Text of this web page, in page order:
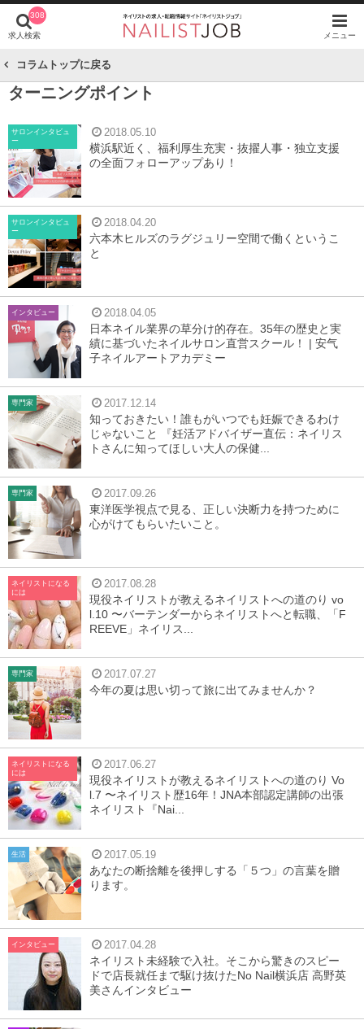
308
求人検索 メニュー
コラムトップに戻る
ターニングポイント
サロンインタビュ
ー
2018.05.10
横浜駅近く、福利厚生充実・抜擢人事・独立支援
の全面フォローアップあり！
サロンインタビュ
ー
2018.04.20
六本木ヒルズのラグジュリー空間で働くというこ
と
インタビュー 2018.04.05
日本ネイル業界の草分け的存在。35年の歴史と実
績に基づいたネイルサロン直営スクール！ | 安气
子ネイルアートアカデミー
専門家 2017.12.14
知っておきたい！誰もがいつでも妊娠できるわけ
じゃないこと 『妊活アドバイザー直伝：ネイリス
トさんに知ってほしい大人の保健...
専門家 2017.09.26
東洋医学視点で見る、正しい決断力を持つために
心がけてもらいたいこと。
ネイリストになる
には
2017.08.28
現役ネイリストが教えるネイリストへの道のり vo
l.10 〜バーテンダーからネイリストへと転職、「F
REEVE」ネイリス...
専門家 2017.07.27
今年の夏は思い切って旅に出てみませんか？
ネイリストになる
には
2017.06.27
現役ネイリストが教えるネイリストへの道のり Vo
l.7 〜ネイリスト歴16年！JNA本部認定講師の出張
ネイリスト『Nai...
生活 2017.05.19
あなたの断捨離を後押しする「５つ」の言葉を贈
ります。
インタビュー 2017.04.28
ネイリスト未経験で入社。そこから驚きのスピー
ドで店長就任まで駆け抜けたNo Nail横浜店 高野英
美さんインタビュー